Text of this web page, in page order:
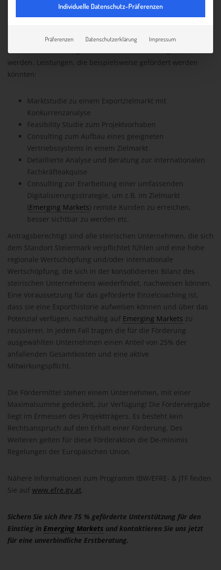
Leistungen Dritter, die im Einzelfall für das Unternehmen
sinnvoll erscheinen, gemeinsam erarbeitet und gefördert
werden. Leistungen, die beispielsweise gefördert werden
könnten:
Marktstudie zu einem Exportzielmarkt mit
Konkurrenzanalyse
Feasibility Studie zum Projektvorhaben
Consulting zum Aufbau eines geeigneten
Vertriebssystems in einem Zielmarkt
Detaillierte Analyse und Beratung zur internationalen
Fachkräfteakquise
Consulting zur Erarbeitung einer umfassenden
Digitalisierungsstrategie, um z.B. im Zielmarkt
(Emerging Markets) remote Kunden zu erreichen,
besser sichtbar zu werden etc.
Antragsberechtigt sind alle steirischen Unternehmen, die sich
dem Standort Steiermark verpflichtet fühlen und eine hohe
regionale Wertschöpfung und/oder internationale
Wertschöpfung, die sich in der konsolidierten Bilanz des
steirischen Unternehmens wiederfindet, nachweisen können.
Eine Voraussetzung für das geförderte Einzelcoaching ist,
dass sie eine Exporthistorie aufweisen können und über das
Potenzial verfügen, nachhaltig auf Emerging Markets zu
reüssieren. In jedem Fall tragen die für die Förderung
ausgewählten Unternehmen einen Anteil von 25% der
anfallenden Gesamtkosten und eine aktive
Mitwirkungspflicht.
Die Fördermittel stehen einem Unternehmen, mit einer
Maximalsumme gedeckelt, zur Verfügung! Die Fördervergabe
liegt im Ermessen des Projektträgers. Es besteht kein
Rechtsanspruch auf den Erhalt einer Förderung. Des
Weiteren gelten für diese Förderaktion die De-minimis
Regelungen der Europäischen Union.
Nähere Informationen zum Programm IBW/EFRE- & JTF finden
Sie auf www.efre.gv.at.
Sichern Sie sich Ihre 75 % geförderte Unterstützung für den
Einstieg in Emerging Markets und kontaktieren Sie uns jetzt
für eine unverbindliche Erstberatung.
Individuelle Datenschutz-Präferenzen
Präferenzen Datenschutzerklärung Impressum